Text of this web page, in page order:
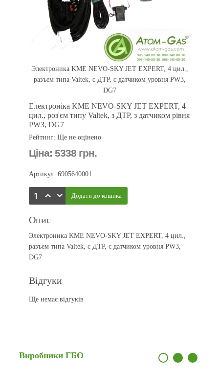
Электроника KME NEVO-SKY JET EXPERT, 4 цил.,
разъем типа Valtek, с ДТР, c датчиком уровня PW3,
DG7
Електроніка KME NEVO-SKY JET EXPERT, 4
цил., роз'єм типу Valtek, з ДТР, з датчиком рівня
PW3, DG7
Рейтинг: Ще не оцінено
Ціна: 5338 грн.
Артикул: 6905640001
Опис
Электроника KME NEVO-SKY JET EXPERT, 4 цил.,
разъем типа Valtek, с ДТР, c датчиком уровня PW3,
DG7
Відгуки
Ще немає відгуків
Виробники ГБО